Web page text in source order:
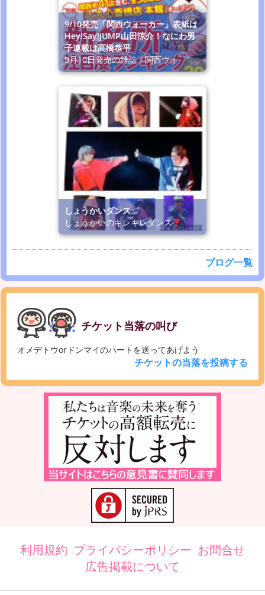
9/10発売「関西ウォーカー」表紙は
Hey!Say!JUMP山田涼介！なにわ男
子連載は高橋恭平
9月10日発売の雑誌「関西ウォ
しょうかいダンス
しょうかいのキレキレダンス
ブログ一覧
チケット当落の叫び
オメデトウorドンマイのハートを送ってあげよう
チケットの当落を投稿する
利用規約 プライバシーポリシー お問合せ
広告掲載について